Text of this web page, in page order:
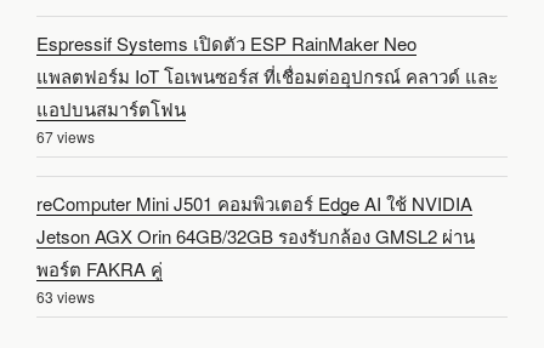
Espressif Systems เปิดตัว ESP RainMaker Neo
แพลตฟอร์ม IoT โอเพนซอร์ส ที่เชื่อมต่ออุปกรณ์ คลาวด์ และ
แอปบนสมาร์ตโฟน
67 views
reComputer Mini J501 คอมพิวเตอร์ Edge AI ใช้ NVIDIA
Jetson AGX Orin 64GB/32GB รองรับกล้อง GMSL2 ผ่าน
พอร์ต FAKRA คู่
63 views